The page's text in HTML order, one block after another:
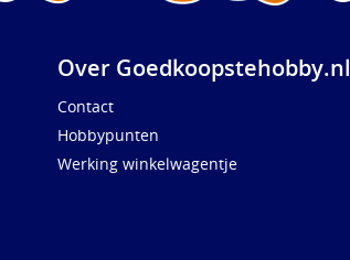
Over Goedkoopstehobby.nl
Contact
Hobbypunten
Werking winkelwagentje